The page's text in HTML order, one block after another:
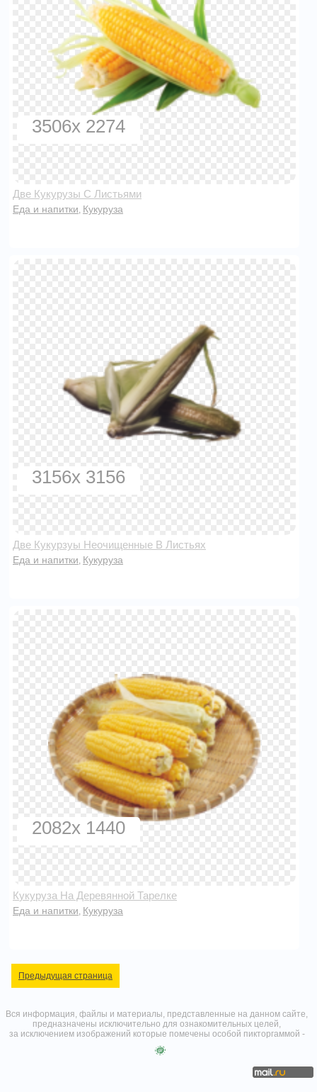
3506x 2274
Две Кукурузы С Листьями
Еда и напитки Кукуруза
3156x 3156
Две Кукурзуы Неочищенные В Листьях
Еда и напитки Кукуруза
2082x 1440
Кукуруза На Деревянной Тарелке
Еда и напитки Кукуруза
Предыдущая страница
Вся информация, файлы и материалы, представленные на данном сайте,
предназначены исключительно для ознакомительных целей,
за исключением изображений которые помечены особой пикторгаммой -